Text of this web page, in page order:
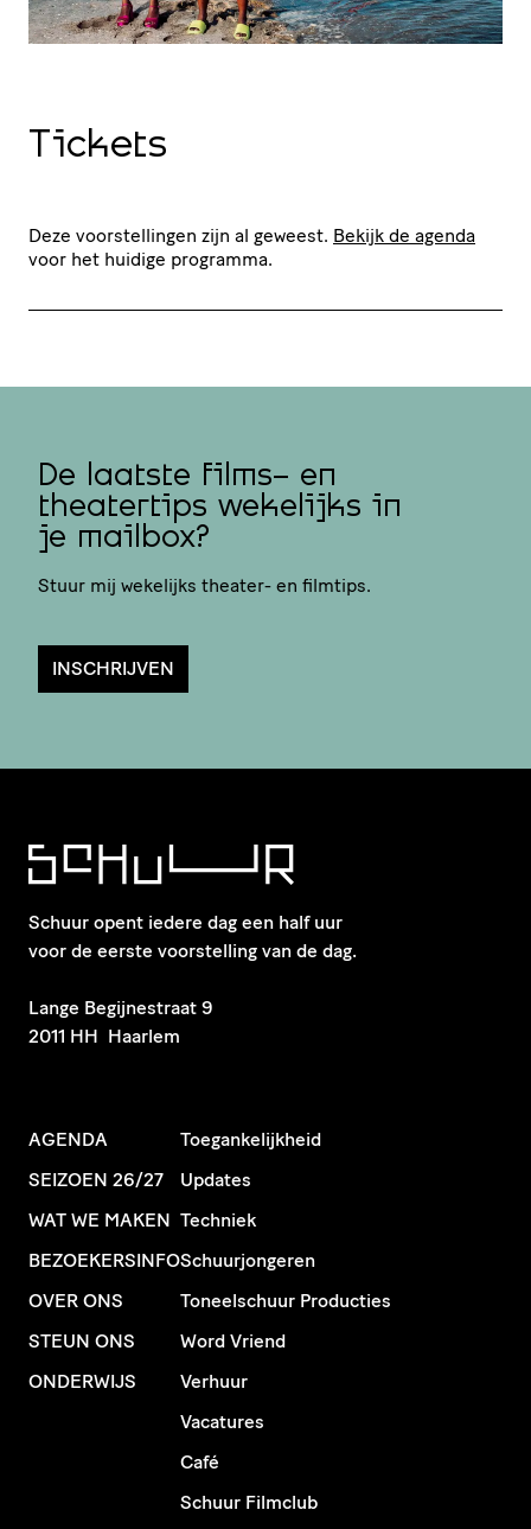
Tickets
Deze voorstellingen zijn al geweest. Bekijk de agenda
voor het huidige programma.
De laatste films- en
theatertips wekelijks in
je mailbox?
Stuur mij wekelijks theater- en filmtips.
INSCHRIJVEN
Schuur opent iedere dag een half uur
voor de eerste voorstelling van de dag.
​Lange Begijnestraat 9
2011 HH Haarlem
AGENDA
SEIZOEN 26/27
WAT WE MAKEN
BEZOEKERSINFO
OVER ONS
STEUN ONS
ONDERWIJS
Toegankelijkheid
Updates
Techniek
Schuurjongeren
Toneelschuur Producties
Word Vriend
Verhuur
Vacatures
Café
Schuur Filmclub